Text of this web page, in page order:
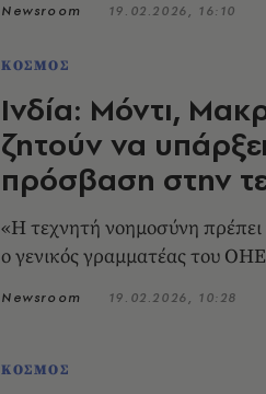
Newsroom 19.02.2026, 16:10
ΚΟΣΜΟΣ
Ινδία: Μόντι,
ζητούν να
πρόσβαση στην
«Η τεχνητή νοημοσύνη πρέπει
ο γενικός γραμματέας του ΟΗΕ
Newsroom 19.02.2026, 10:28
ΚΟΣΜΟΣ